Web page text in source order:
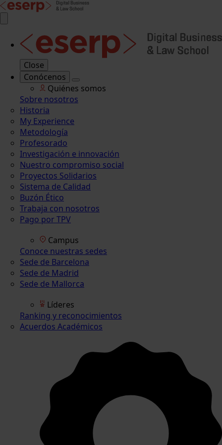
Close
Conócenos
Quiénes somos
Sobre nosotros
Historia
My Experience
Metodología
Profesorado
Investigación e innovación
Nuestro compromiso social
Proyectos Solidarios
Sistema de Calidad
Buzón Ético
Trabaja con nosotros
Pago por TPV
Campus
Conoce nuestras sedes
Sede de Barcelona
Sede de Madrid
Sede de Mallorca
Líderes
Ranking y reconocimientos
Acuerdos Académicos